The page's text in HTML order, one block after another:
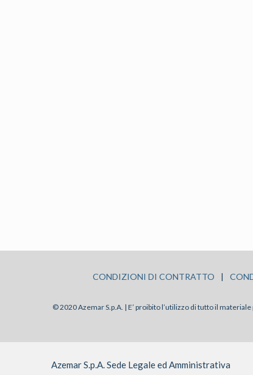
CONDIZIONI DI CONTRATTO |
© 2020 Azemar S.p.A. | E’ proibito l’utilizzo di tutto il
Azemar S.p.A. Sede Legale ed Amministrativa